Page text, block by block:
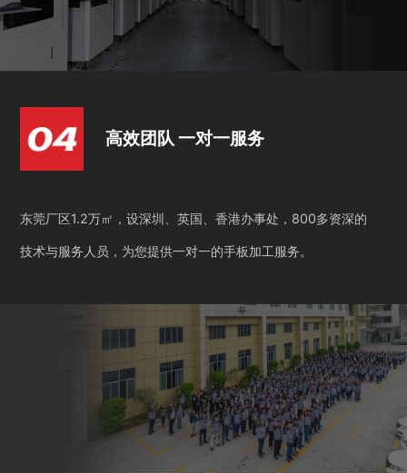
高效团队 一对一服务
东莞厂区1.2万㎡，设深圳、英国、香港办事处，800多资深的
技术与服务人员，为您提供一对一的手板加工服务。